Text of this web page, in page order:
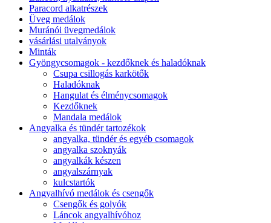
Paracord alkatrészek
Üveg medálok
Muránói üvegmedálok
vásárlási utalványok
Minták
Gyöngycsomagok - kezdőknek és haladóknak
Csupa csillogás karkötők
Haladóknak
Hangulat és élménycsomagok
Kezdőknek
Mandala medálok
Angyalka és tündér tartozékok
angyalka, tündér és egyéb csomagok
angyalka szoknyák
angyalkák készen
angyalszárnyak
kulcstartók
Angyalhívó medálok és csengők
Csengők és golyók
Láncok angyalhívóhoz